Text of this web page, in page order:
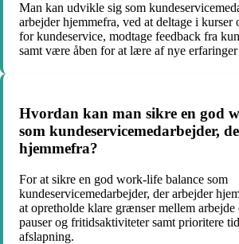
Man kan udvikle sig som
arbejder hjemmefra, ved at deltage i kurser
for kundeservice, modtage feedback fra
samt være åben for at lære af nye
Hvordan kan man sikre en god
som kundeservicemedarbejder,
hjemmefra?
For at sikre en god work-life balance som
kundeservicemedarbejder, der arbejder
at opretholde klare grænser mellem
pauser og fritidsaktiviteter samt prioritere
afslapning.